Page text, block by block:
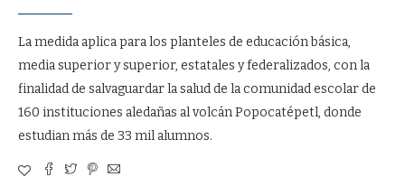
La medida aplica para los planteles de educación básica,
media superior y superior, estatales y federalizados, con la
finalidad de salvaguardar la salud de la comunidad escolar de
160 instituciones aledañas al volcán Popocatépetl, donde
estudian más de 33 mil alumnos.